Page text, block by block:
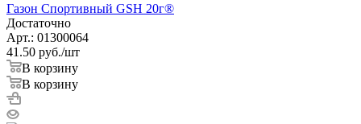
Газон Спортивный GSH 20г®
Достаточно
Арт.: 01300064
41.50 руб./шт
В корзину
В корзину